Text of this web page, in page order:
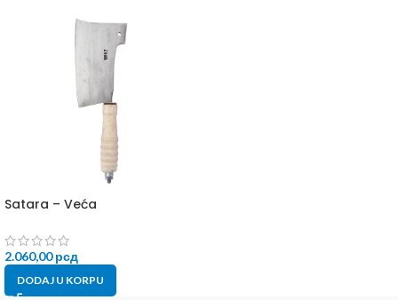
Satara – Veća
2.060,00рсд
DODAJ U KORPU